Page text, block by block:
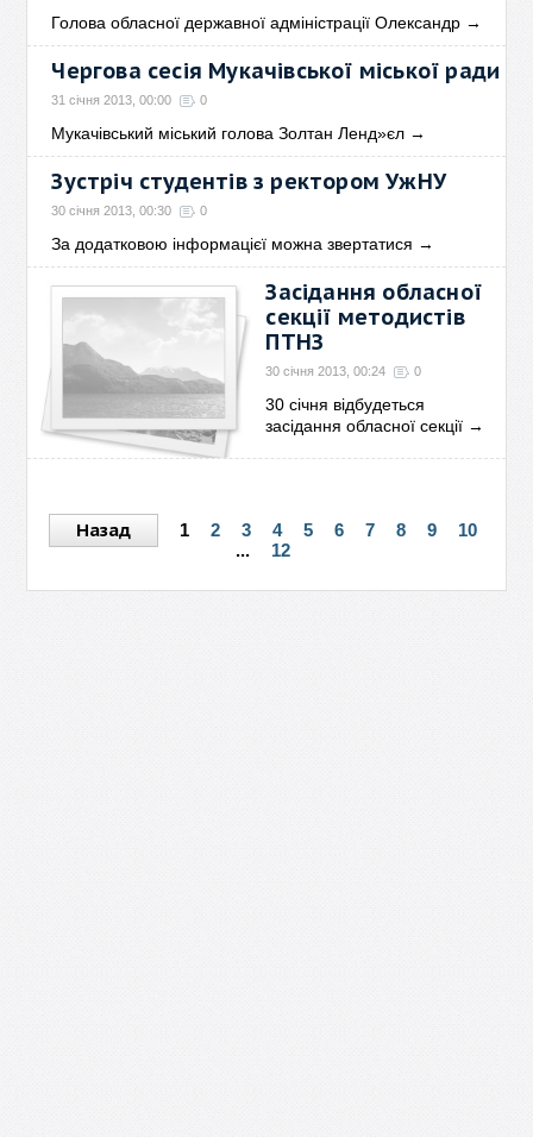
Голова обласної державної адміністрації Олександр →
Чергова сесія Мукачівської міської ради
31 січня 2013, 00:00 0
Мукачівський міський голова Золтан Ленд»єл →
Зустріч студентів з ректором УжНУ
30 січня 2013, 00:30 0
За додатковою інформацієї можна звертатися →
Засідання обласної
секції методистів
ПТНЗ
30 січня 2013, 00:24 0
30 січня відбудеться
засідання обласної секції →
Назад 1 2 3 4 5 6 7 8 9
10
...
12